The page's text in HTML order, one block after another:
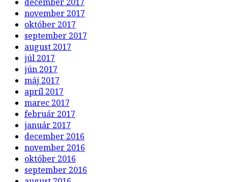
november 2017
október 2017
september 2017
august 2017
júl 2017
jún 2017
máj 2017
apríl 2017
marec 2017
február 2017
január 2017
december 2016
november 2016
október 2016
september 2016